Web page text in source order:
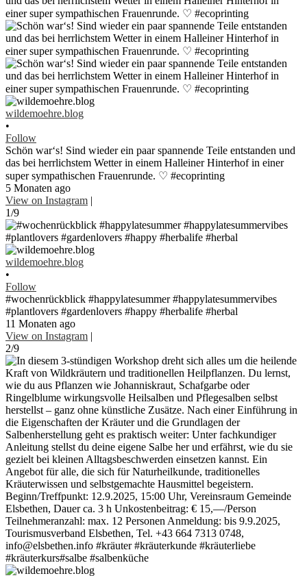
wildemoehre.blog
•
Follow
Schön war‘s! Sind wieder ein paar spannende Teile entstanden und
das bei herrlichstem Wetter in einem Halleiner Hinterhof in einer
super sympathischen Frauenrunde. ♡ #ecoprinting
5 Monaten ago
View on Instagram |
1/9
wildemoehre.blog
•
Follow
#wochenrückblick #happylatesummer #happylatesummervibes
#plantlovers #gardenlovers #happy #herbalife #herbal
11 Monaten ago
View on Instagram |
2/9